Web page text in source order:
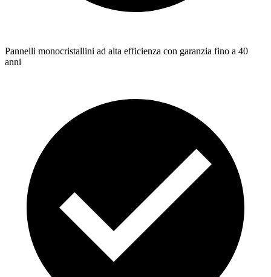
Pannelli monocristallini ad alta efficienza con garanzia fino a 40
anni